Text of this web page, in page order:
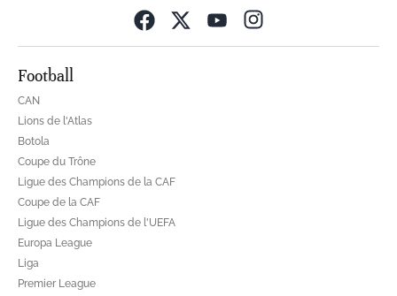
Football
CAN
Lions de l'Atlas
Botola
Coupe du Trône
Ligue des Champions de la CAF
Coupe de la CAF
Ligue des Champions de l'UEFA
Europa League
Liga
Premier League